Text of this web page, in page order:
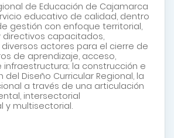
de Educación de Cajamarca
educativo de calidad, dentro
gestión con enfoque territorial,
capacitados,
actores para el cierre de
de aprendizaje, acceso,
infraestructura; la construcción e
Diseño Curricular Regional, la
a través de una articulación
intersectorial
y multisectorial.